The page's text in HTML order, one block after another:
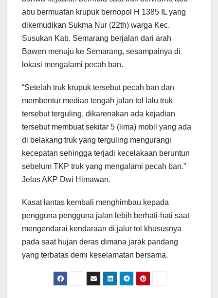
abu bermuatan krupuk bernopol H 1385 IL yang
dikemudikan Sukma Nur (22th) warga Kec.
Susukan Kab. Semarang berjalan dari arah
Bawen menuju ke Semarang, sesampainya di
lokasi mengalami pecah ban.
“Setelah truk krupuk tersebut pecah ban dan
membentur median tengah jalan tol lalu truk
tersebut terguling, dikarenakan ada kejadian
tersebut membuat sekitar 5 (lima) mobil yang ada
di belakang truk yang terguling mengurangi
kecepatan sehingga terjadi kecelakaan beruntun
sebelum TKP truk yang mengalami pecah ban.”
Jelas AKP Dwi Himawan.
Kasat lantas kembali menghimbau kepada
pengguna pengguna jalan lebih berhati-hati saat
mengendarai kendaraan di jalur tol khususnya
pada saat hujan deras dimana jarak pandang
yang terbatas demi keselamatan bersama.